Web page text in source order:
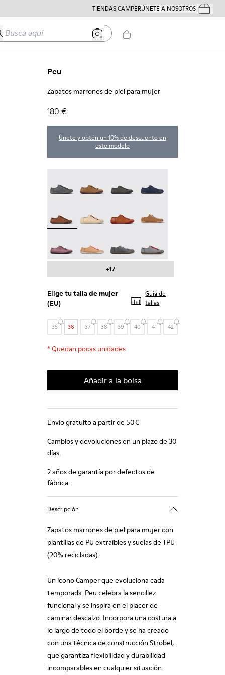
TIENDAS CAMPERÚNETE A NOSOTROSTus
aquí
Peu
Zapatos marrones de piel para mujer
180 €
Únete y obtén un 10% de descuento en
este modelo
+17
Elige tutalla de mujer
(EU)
Guía de
tallas
35 36 37 38 39 40 41 42
*Quedan pocas unidades
Añadir a la bolsa
Envío gratuito a partir de 50€
Cambios y devoluciones en un plazo de 30
días.
2 años de garantía por defectos de
fábrica.
Descripción
Zapatos marrones de piel para mujer con
plantillas de PU extraíbles y suelas de TPU
(20% recicladas).
Un icono Camper que evoluciona cada
temporada. Peu celebra la sencillez
funcional y se inspira en el placer de
caminar descalzo. Incorpora una costura a
lo largo de todo el borde y se ha creado
con una técnica de construcción Strobel,
que garantiza flexibilidad y durabilidad
incomparables en cualquier situación.